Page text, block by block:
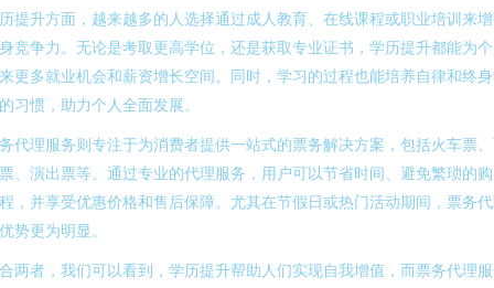
提升方面，越来越多的人选择通过成人教育、在线课程或职业培训来
竞争力。无论是考取更高学位，还是获取专业证书，学历提升都能为
更多就业机会和薪资增长空间。同时，学习的过程也能培养自律和终
习惯，助力个人全面发展。
代理服务则专注于为消费者提供一站式的票务解决方案，包括火车票
、演出票等。通过专业的代理服务，用户可以节省时间、避免繁琐的
，并享受优惠价格和售后保障。尤其在节假日或热门活动期间，票务
势更为明显。
两者，我们可以看到，学历提升帮助人们实现自我增值，而票务代理